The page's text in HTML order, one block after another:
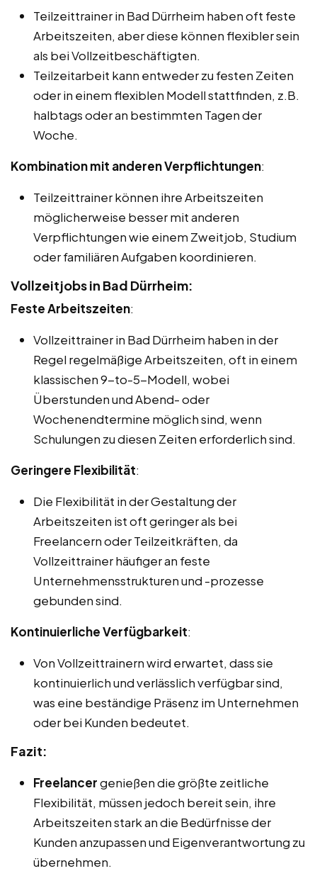
Teilzeittrainer in Bad Dürrheim haben oft feste
Arbeitszeiten, aber diese können flexibler sein
als bei Vollzeitbeschäftigten.
Teilzeitarbeit kann entweder zu festen Zeiten
oder in einem flexiblen Modell stattfinden, z.B.
halbtags oder an bestimmten Tagen der
Woche.
Kombination mit anderen Verpflichtungen:
Teilzeittrainer können ihre Arbeitszeiten
möglicherweise besser mit anderen
Verpflichtungen wie einem Zweitjob, Studium
oder familiären Aufgaben koordinieren.
Vollzeitjobs in Bad Dürrheim:
Feste Arbeitszeiten:
Vollzeittrainer in Bad Dürrheim haben in der
Regel regelmäßige Arbeitszeiten, oft in einem
klassischen 9-to-5-Modell, wobei
Überstunden und Abend- oder
Wochenendtermine möglich sind, wenn
Schulungen zu diesen Zeiten erforderlich sind.
Geringere Flexibilität:
Die Flexibilität in der Gestaltung der
Arbeitszeiten ist oft geringer als bei
Freelancern oder Teilzeitkräften, da
Vollzeittrainer häufiger an feste
Unternehmensstrukturen und -prozesse
gebunden sind.
Kontinuierliche Verfügbarkeit:
Von Vollzeittrainern wird erwartet, dass sie
kontinuierlich und verlässlich verfügbar sind,
was eine beständige Präsenz im Unternehmen
oder bei Kunden bedeutet.
Fazit:
Freelancergenießen die größte zeitliche
Flexibilität, müssen jedoch bereit sein, ihre
Arbeitszeiten stark an die Bedürfnisse der
Kunden anzupassen und Eigenverantwortung zu
übernehmen.